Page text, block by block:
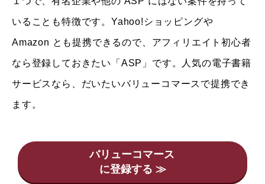
いることも特徴です。Yahoo!ショッピングや
Amazon とも提携できるので、アフィリエイト初心者
なら登録しておきたい「ASP」です。人気の電子書籍
サービスなら、だいたいバリューコマースで提携でき
ます。
バリューコマース